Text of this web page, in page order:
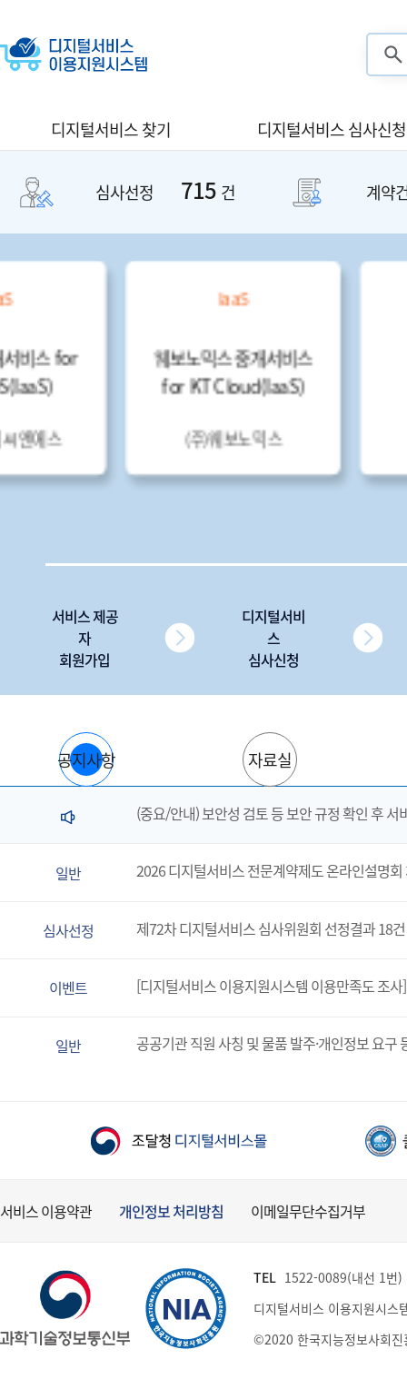
디지털서비스 찾기 디지털서비스 심사신청
심사선정 715 건 계약
웨보노믹스 중개서비스
for KT Cloud(IaaS)
서비스 제공
자
회원가입
디지털서비
스
심사신청
공지사항 자료실
(중요/안내) 보안성 검토 등 보안 규정 확인 후 서
일반 2026 디지털서비스 전문계약제도 온라인설명회
심사선정 제72차 디지털서비스 심사위원회 선정결과 18건
이벤트 [디지털서비스 이용지원시스템 이용만족도 조
일반 공공기관 직원 사칭 및 물품 발주·개인정보 요구
서비스 이용약관 개인정보 처리방침 이메일무단수집거부
TEL 1522-0089(내선 1번
디지털서비스 이용지원시스
©2020 한국지능정보사회진